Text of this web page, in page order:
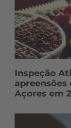
Inspeção
Açores em